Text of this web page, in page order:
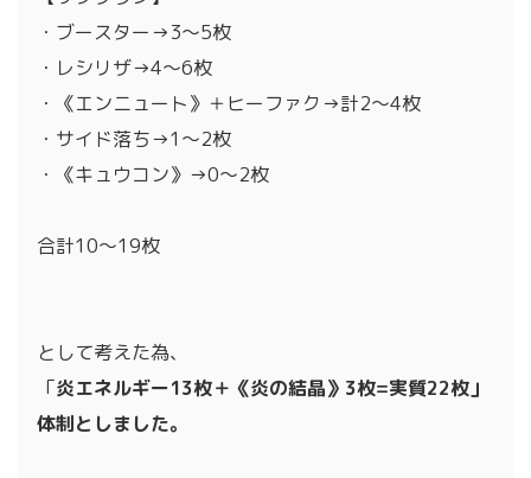
・ブースター→3～5枚
・レシリザ→4～6枚
・《エンニュート》＋ヒーファク→計2～4枚
・サイド落ち→1～2枚
・《キュウコン》→0～2枚
合計10～19枚
として考えた為、
「炎エネルギー13枚＋《炎の結晶》3枚=実質22枚」
体制としました。